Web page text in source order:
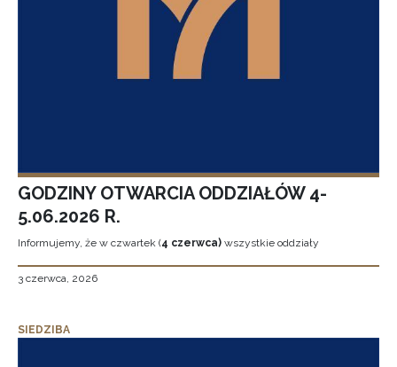
GODZINY OTWARCIA ODDZIAŁÓW 4-
5.06.2026 R.
Informujemy, że w czwartek (4 czerwca) wszystkie oddziały
3 czerwca, 2026
SIEDZIBA